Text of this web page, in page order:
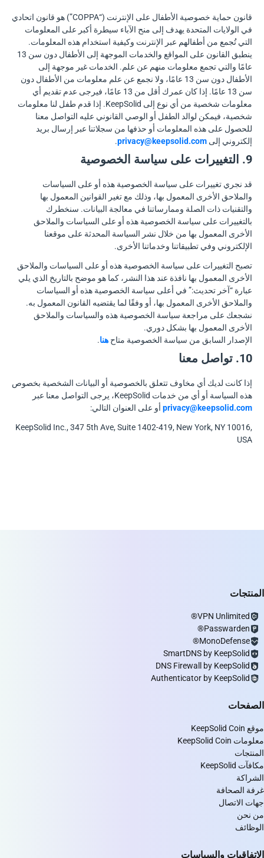
قانون حماية خصوصية الأطفال على الإنترنت (“COPPA”) هو قانون اتحادي
في الولايات المتحدة يهدف إلى منح الآباء سيطرة أكبر على المعلومات
التي تُجمع من أطفالهم عبر الإنترنت وكيفية استخدام هذه المعلومات.
ينطبق القانون على المواقع والخدمات الموجهة إلى الأطفال دون سن 13
عامًا والتي تجمع معلومات منهم عن علم. الخدمات غير موجهة إلى
الأطفال دون سن 13 عامًا، ولا نجمع عن علم معلومات من الأطفال دون
سن 13 عامًا. إذا كان عمرك أقل من 13 عامًا، فيرجى عدم تقديم أي
معلومات شخصية من أي نوع إلى KeepSolid. إذا قدم طفل لنا معلومات
شخصية، فيمكن لوالد الطفل أو الوصي القانوني عليه التواصل معنا
للحصول على هذه المعلومات أو حذفها من سجلاتنا عبر إرسال بريد
إلكتروني إلى privacy@keepsolid.com
.
9. التغييرات على سياسة الخصوصية
قد نجري تغييرات على سياسة الخصوصية هذه أو على السياسات
والملاحق الأخرى المعمول بها، وذلك مع تغير القوانين المعمول بها
والتقنيات ذات الصلة وممارساتنا في معالجة البيانات. سنخطرك
بالتغييرات على سياسة الخصوصية هذه أو على السياسات والملاحق
الأخرى المعمول بها من خلال نشر السياسة المحدثة على موقعنا
الإلكتروني وفي تطبيقاتنا وخدماتنا الأخرى.
تصبح التغييرات على سياسة الخصوصية هذه أو على السياسات والملاحق
الأخرى المعمول بها نافذة عند هذا النشر، كما هو موضح بالتاريخ الذي يلي
عبارة “آخر تحديث:” في أعلى سياسة الخصوصية هذه أو السياسات
والملاحق الأخرى المعمول بها، أو وفقًا لما يقتضيه القانون المعمول به.
نشجعك على مراجعة سياسة الخصوصية هذه والسياسات والملاحق
الأخرى المعمول بها بشكل دوري.
الإصدار السابق من سياسة الخصوصية متاح هنا.
10. تواصل معنا
إذا كانت لديك أي مخاوف تتعلق بالخصوصية أو البيانات الشخصية بخصوص
هذه السياسة أو أي من خدمات KeepSolid، يرجى التواصل معنا عبر
privacy@keepsolid.com أو على العنوان التالي:
KeepSolid Inc., 347 5th Ave, Suite 1402-419, New York, NY 10016,
USA
المنتجات
VPN Unlimited®
Passwarden®
MonoDefense®
SmartDNS by KeepSolid
DNS Firewall by KeepSolid
Authenticator by KeepSolid
الصفحات
موقع KeepSolid Coin
معلومات KeepSolid Coin
المنتجات
مكافآت KeepSolid
الشراكة
غرفة الصحافة
جهات الاتصال
من نحن
الوظائف
الاتفاقيات والسياسات